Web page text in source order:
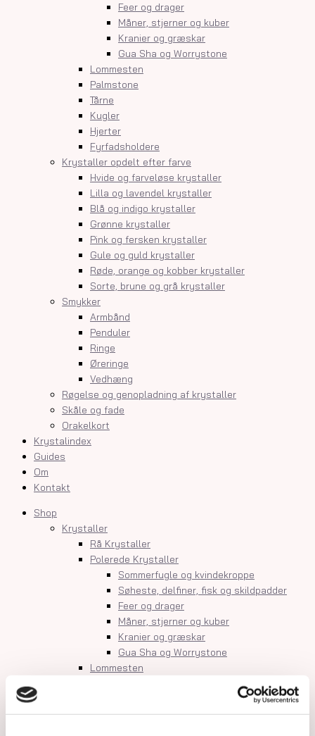
Feer og drager
Måner, stjerner og kuber
Kranier og græskar
Gua Sha og Worrystone
Lommesten
Palmstone
Tårne
Kugler
Hjerter
Fyrfadsholdere
Krystaller opdelt efter farve
Hvide og farveløse krystaller
Lilla og lavendel krystaller
Blå og indigo krystaller
Grønne krystaller
Pink og fersken krystaller
Gule og guld krystaller
Røde, orange og kobber krystaller
Sorte, brune og grå krystaller
Smykker
Armbånd
Penduler
Ringe
Øreringe
Vedhæng
Røgelse og genopladning af krystaller
Skåle og fade
Orakelkort
Krystalindex
Guides
Om
Kontakt
Shop
Krystaller
Rå Krystaller
Polerede Krystaller
Sommerfugle og kvindekroppe
Søheste, delfiner, fisk og skildpadder
Feer og drager
Måner, stjerner og kuber
Kranier og græskar
Gua Sha og Worrystone
Lommesten
Kugler